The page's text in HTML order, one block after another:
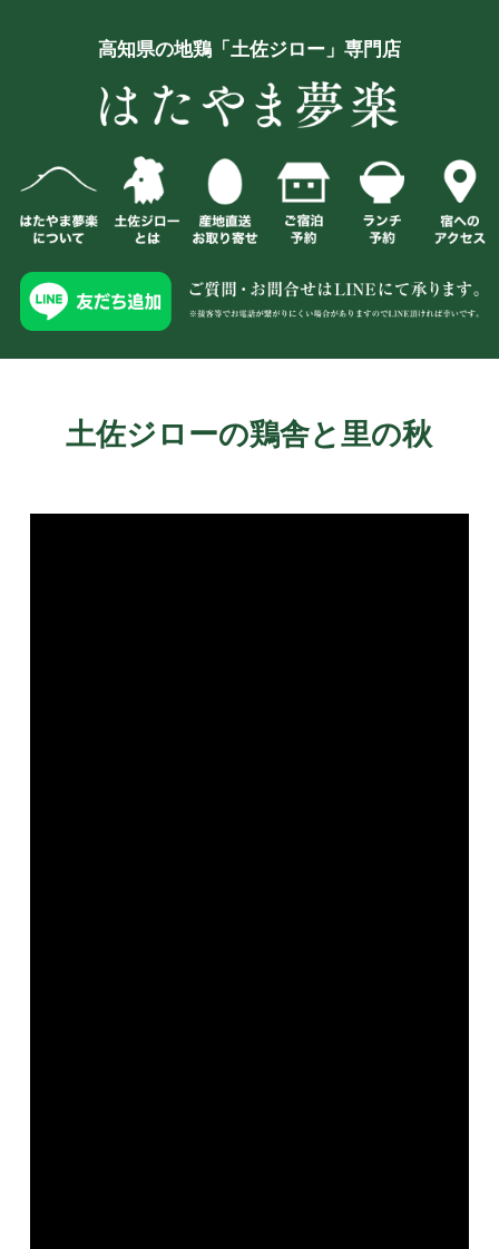
高知県の地鶏「土佐ジロー」専門店
土佐ジローの鶏舎と里の秋